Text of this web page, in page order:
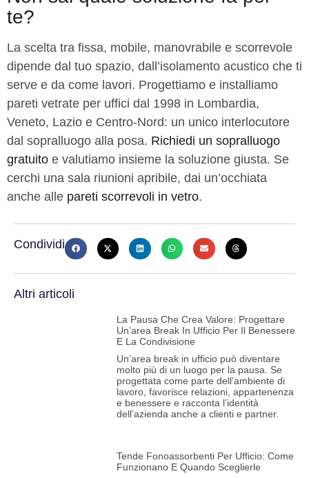
te?
La scelta tra fissa, mobile, manovrabile e scorrevole
dipende dal tuo spazio, dall’isolamento acustico che ti
serve e da come lavori. Progettiamo e installiamo
pareti vetrate per uffici dal 1998 in Lombardia,
Veneto, Lazio e Centro-Nord: un unico interlocutore
dal sopralluogo alla posa. Richiedi un sopralluogo
gratuito e valutiamo insieme la soluzione giusta. Se
cerchi una sala riunioni apribile, dai un’occhiata
anche alle pareti scorrevoli in vetro.
Condividi
Altri articoli
La Pausa Che Crea Valore: Progettare
Un’area Break In Ufficio Per Il Benessere
E La Condivisione
Un’area break in ufficio può diventare
molto più di un luogo per la pausa. Se
progettata come parte dell’ambiente di
lavoro, favorisce relazioni, appartenenza
e benessere e racconta l’identità
dell’azienda anche a clienti e partner.
Tende Fonoassorbenti Per Ufficio: Come
Funzionano E Quando Sceglierle